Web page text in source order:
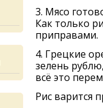
3. Мясо
Как только
приправами.
4. Грецкие
зелень рублю,
всё это
Рис варится